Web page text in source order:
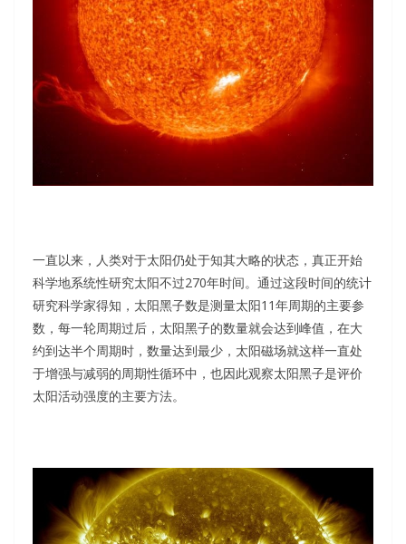
一直以来，人类对于太阳仍处于知其大略的状态，真正开始
科学地系统性研究太阳不过270年时间。通过这段时间的统计
研究科学家得知，太阳黑子数是测量太阳11年周期的主要参
数，每一轮周期过后，太阳黑子的数量就会达到峰值，在大
约到达半个周期时，数量达到最少，太阳磁场就这样一直处
于增强与减弱的周期性循环中，也因此观察太阳黑子是评价
太阳活动强度的主要方法。